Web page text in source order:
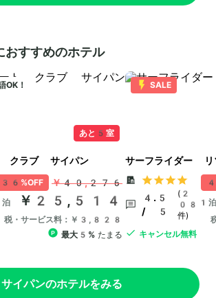
おすすめのホテル
OK！
あと5室
クラブ サイパン
36%OFF ￥40,276
￥25,514
税・サービス料：￥3,828
最大5% たまる
SALE
サーフライダー
4.5
/ 5
(2
08
件)
キャンセル無料
1泊
サイパンのホテルをみる